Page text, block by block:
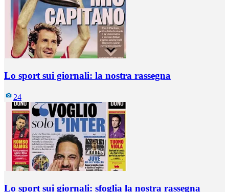
Lo sport sui giornali: la nostra rassegna
24
Lo sport sui giornali: sfoglia la nostra rassegna